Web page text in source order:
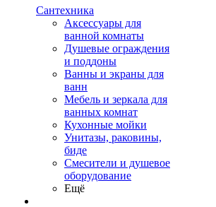
Сантехника
Аксессуары для
ванной комнаты
Душевые ограждения
и поддоны
Ванны и экраны для
ванн
Мебель и зеркала для
ванных комнат
Кухонные мойки
Унитазы, раковины,
биде
Смесители и душевое
оборудование
Ещё